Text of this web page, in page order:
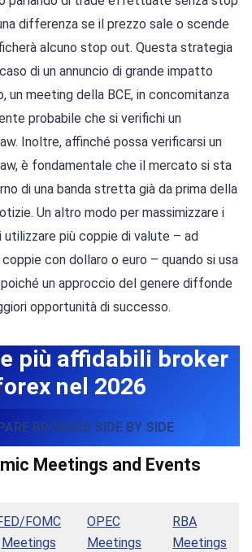
differenza se il prezzo sale o scende
alcuno stop out. Questa strategia
di un annuncio di grande impatto
un meeting della BCE, in concomitanza
probabile che si verifichi un
Inoltre, affinché possa verificarsi un
è fondamentale che il mercato si sta
di una banda stretta già da prima della
Un altro modo per massimizzare i
più coppie di valute – ad
con dollaro o euro – quando si usa
un approccio del genere diffonde
opportunità di successo.
più affidabili broker
nel 2026
BROKERS SIDE BY SIDE
Meetings and Events
FOMC
Meetings
OPEC
Meetings
RBA
Meetings